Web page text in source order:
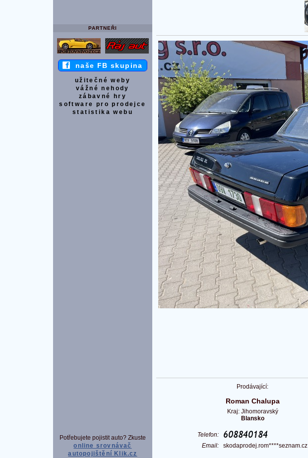
PARTNEŘI
naše FB skupina
užitečné weby
vážné nehody
zábavné hry
software pro prodejce
statistika webu
Potřebujete pojistit auto? Zkuste
online srovnávač
autopojištění Klik.cz
Prodávající:
Roman Chalupa
Kraj: Jihomoravský
Blansko
Telefon:
Email: skodaprodej.rom****seznam.cz